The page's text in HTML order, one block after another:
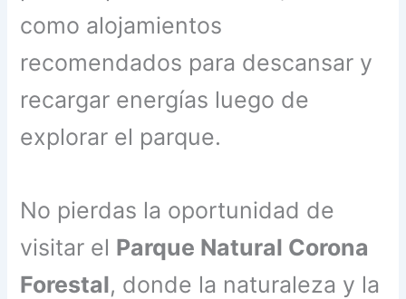
como alojamientos
recomendados para descansar y
recargar energías luego de
explorar el parque.
No pierdas la oportunidad de
visitar el Parque Natural Corona
Forestal, donde la naturaleza y la